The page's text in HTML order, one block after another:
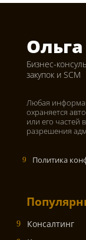
Бизнес-
закупок и SCM
Любая
охраняется
или его частей
разрешения
Политика
Консалтинг